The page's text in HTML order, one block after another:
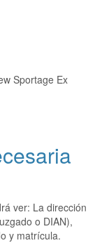
Sportage Ex
ver: La dirección
o DIAN),
y matrícula.